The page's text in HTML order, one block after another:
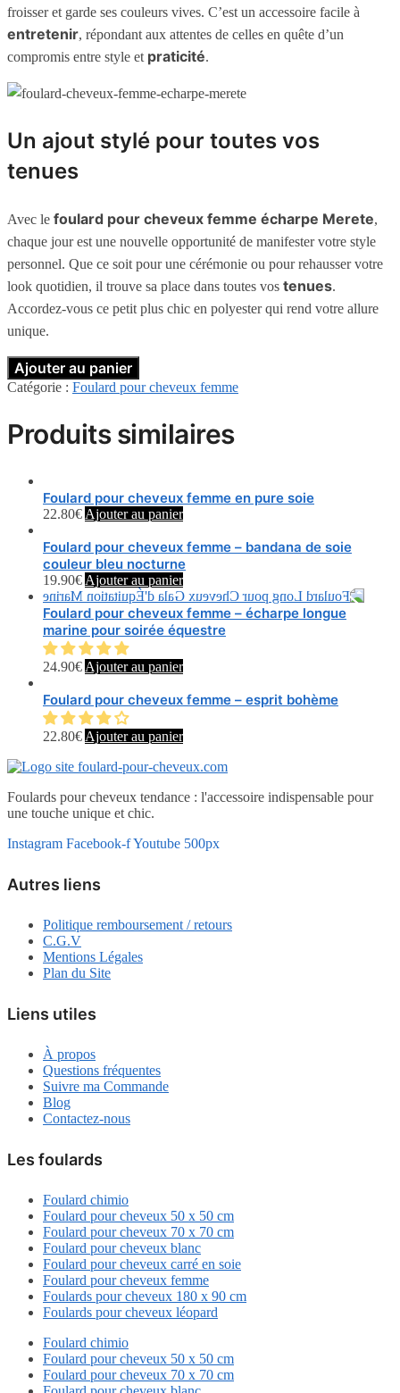
froisser et garde ses couleurs vives. C’est un accessoire facile à
entretenir, répondant aux attentes de celles en quête d’un
compromis entre style et praticité.
Un ajout stylé pour toutes vos
tenues
Avec le foulard pour cheveux femme écharpe Merete,
chaque jour est une nouvelle opportunité de manifester votre style
personnel. Que ce soit pour une cérémonie ou pour rehausser votre
look quotidien, il trouve sa place dans toutes vos tenues.
Accordez-vous ce petit plus chic en polyester qui rend votre allure
unique.
Ajouter au panier
Catégorie : Foulard pour cheveux femme
Produits similaires
Foulard pour cheveux femme en pure soie
22.80€ Ajouter au panier
Foulard pour cheveux femme – bandana de soie
couleur bleu nocturne
19.90€ Ajouter au panier
Foulard pour cheveux femme – écharpe longue
marine pour soirée équestre
24.90€ Ajouter au panier
Foulard pour cheveux femme – esprit bohème
22.80€ Ajouter au panier
Foulards pour cheveux tendance : l'accessoire indispensable pour
une touche unique et chic.
Instagram Facebook-fYoutube 500px
Autres liens
Politique remboursement / retours
C.G.V
Mentions Légales
Plan du Site
Liens utiles
À propos
Questions fréquentes
Suivre ma Commande
Blog
Contactez-nous
Les foulards
Foulard chimio
Foulard pour cheveux 50 x 50 cm
Foulard pour cheveux 70 x 70 cm
Foulard pour cheveux blanc
Foulard pour cheveux carré en soie
Foulard pour cheveux femme
Foulards pour cheveux 180 x 90 cm
Foulards pour cheveux léopard
Foulard chimio
Foulard pour cheveux 50 x 50 cm
Foulard pour cheveux 70 x 70 cm